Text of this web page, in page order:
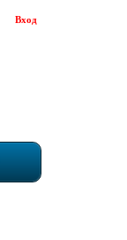
Вход